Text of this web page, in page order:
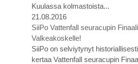
Kuulassa kolmastoista...
21.08.2016
SiiPo Vattenfall seuracupin
Valkeakoskelle!
SiiPo on selviytynyt
kertaa Vattenfall seuracupin